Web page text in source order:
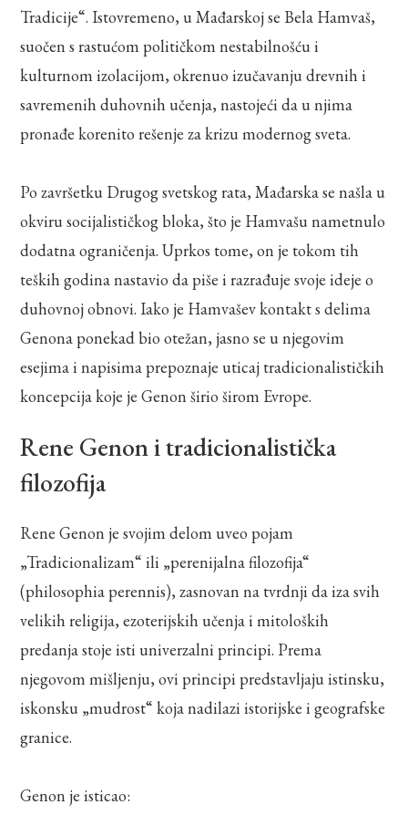
Tradicije“. Istovremeno, u Mađarskoj se Bela Hamvaš,
suočen s rastućom političkom nestabilnošću i
kulturnom izolacijom, okrenuo izučavanju drevnih i
savremenih duhovnih učenja, nastojeći da u njima
pronađe korenito rešenje za krizu modernog sveta.
Po završetku Drugog svetskog rata, Mađarska se našla u
okviru socijalističkog bloka, što je Hamvašu nametnulo
dodatna ograničenja. Uprkos tome, on je tokom tih
teških godina nastavio da piše i razrađuje svoje ideje o
duhovnoj obnovi. Iako je Hamvašev kontakt s delima
Genona ponekad bio otežan, jasno se u njegovim
esejima i napisima prepoznaje uticaj tradicionalističkih
koncepcija koje je Genon širio širom Evrope.
Rene Genon i tradicionalistička
filozofija
Rene Genon je svojim delom uveo pojam
„Tradicionalizam“ ili „perenijalna filozofija“
(philosophia perennis), zasnovan na tvrdnji da iza svih
velikih religija, ezoterijskih učenja i mitoloških
predanja stoje isti univerzalni principi. Prema
njegovom mišljenju, ovi principi predstavljaju istinsku,
iskonsku „mudrost“ koja nadilazi istorijske i geografske
granice.
Genon je isticao: